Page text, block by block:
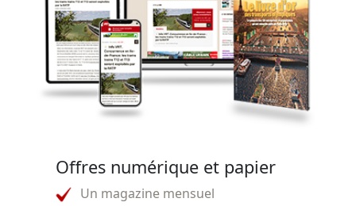
Offres numérique et papier
Un magazine mensuel